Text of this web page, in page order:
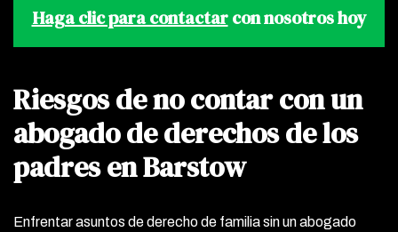
Haga clic para contactarcon nosotros hoy
Riesgos de no contar con un
abogado de derechos de los
padres en Barstow
Enfrentar asuntos de derecho de familia sin un abogado